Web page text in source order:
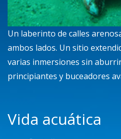
Un laberinto de calles
ambos lados. Un sitio
varias inmersiones sin
principiantes y buceadores
Vida acuática